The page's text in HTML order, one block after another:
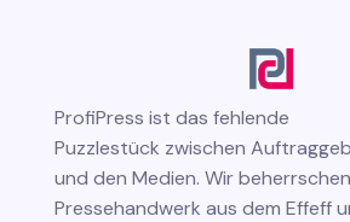
ProfiPress ist das fehlende
Puzzlestück zwischen
und den Medien. Wir
Pressehandwerk aus dem Effeff